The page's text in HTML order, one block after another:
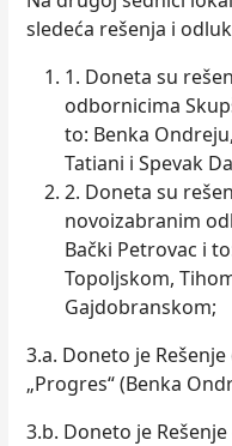
sledeća rešenja i
1. Doneta su
odbornicima
to: Benka
Tatiani i Spevak
2. Doneta su
novoizabranim
Bački Petrovac i
Topoljskom,
Gajdobranskom;
3.a. Doneto je
„Progres“ (Benka
3.b. Doneto je